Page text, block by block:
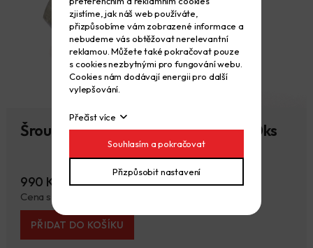
Šroub lešenářský M12x35 pozink 100ks
990 Kč
Cena s DPH 1.198 Kč
PŘIDAT DO KOŠÍKU
zjistíme, jak náš web používáte,
přizpůsobíme vám zobrazené informace a
nebudeme vás obtěžovat nerelevantní
reklamou. Můžete také pokračovat pouze
s cookies nezbytnými pro fungování webu.
Cookies nám dodávají energii pro další
vylepšování.
Přečíst více
Souhlasím a pokračovat
Přizpůsobit nastavení